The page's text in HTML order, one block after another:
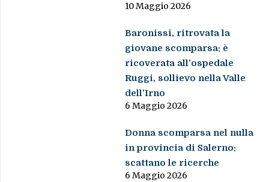
10 Maggio 2026
Baronissi, ritrovata la
giovane scomparsa: è
ricoverata all’ospedale
Ruggi, sollievo nella Valle
dell’Irno
6 Maggio 2026
Donna scomparsa nel nulla
in provincia di Salerno:
scattano le ricerche
6 Maggio 2026